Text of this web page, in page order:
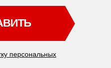
персональных